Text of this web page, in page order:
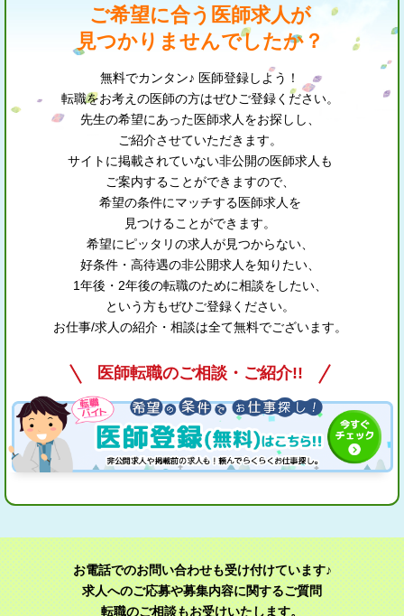
ご希望に合う医師求人が
見つかりませんでしたか？
無料でカンタン♪ 医師登録しよう！
転職をお考えの医師の方はぜひご登録ください。
先生の希望にあった医師求人をお探しし、
ご紹介させていただきます。
サイトに掲載されていない非公開の医師求人も
ご案内することができますので、
希望の条件にマッチする医師求人を
見つけることができます。
希望にピッタリの求人が見つからない、
好条件・高待遇の非公開求人を知りたい、
1年後・2年後の転職のために相談をしたい、
という方もぜひご登録ください。
お仕事/求人の紹介・相談は全て無料でございます。
医師転職のご相談・ご紹介!!
お電話でのお問い合わせも受け付けています♪
求人へのご応募や募集内容に関するご質問
転職のご相談もお受けいたします。